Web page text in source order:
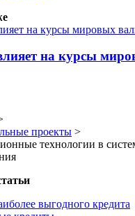
на курсы
проекты >
технологии в
выгодного кредита